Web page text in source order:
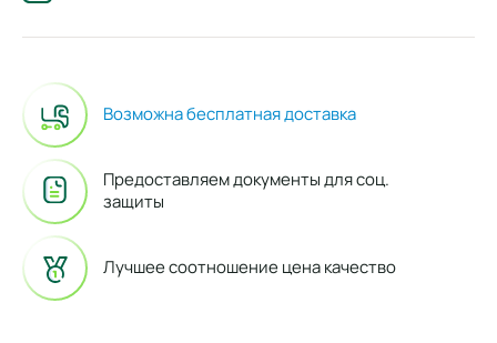
Возможна бесплатная доставка
Предоставляем документы для соц.
защиты
Лучшее соотношение цена качество